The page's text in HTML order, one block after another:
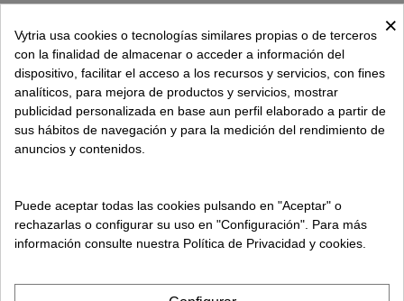
AVISO LEGAL
POLÍTICA DE COOKIES
SOBRE VYTRIA
×
Vytria usa cookies o tecnologías similares propias o de terceros
con la finalidad de almacenar o acceder a información del
dispositivo, facilitar el acceso a los recursos y servicios, con fines
analíticos, para mejora de productos y servicios, mostrar
publicidad personalizada en base aun perfil elaborado a partir de
sus hábitos de navegación y para la medición del rendimiento de
anuncios y contenidos.
Puede aceptar todas las cookies pulsando en "Aceptar" o
rechazarlas o configurar su uso en "Configuración". Para más
información consulte nuestra Política de Privacidad y cookies.